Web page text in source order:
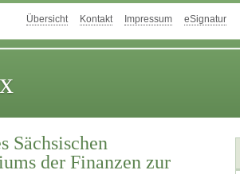
Übersicht Kontakt Impressum eSignatur
Sächsischen
der Finanzen zur